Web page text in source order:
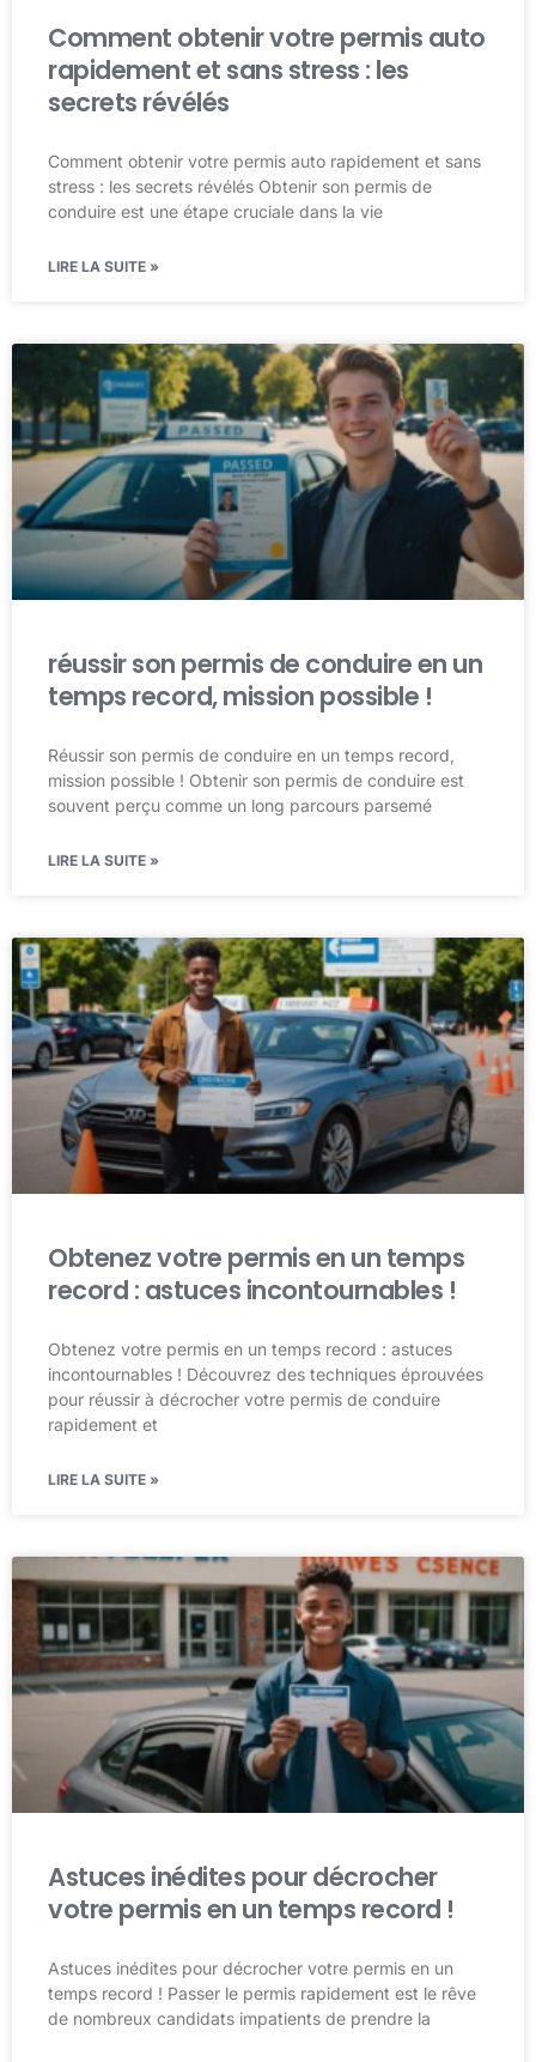
Comment obtenir votre permis auto
rapidement et sans stress : les
secrets révélés
Comment obtenir votre permis auto rapidement et sans
stress : les secrets révélés Obtenir son permis de
conduire est une étape cruciale dans la vie
LIRE LA SUITE »
réussir son permis de conduire en un
temps record, mission possible !
Réussir son permis de conduire en un temps record,
mission possible ! Obtenir son permis de conduire est
souvent perçu comme un long parcours parsemé
LIRE LA SUITE »
Obtenez votre permis en un temps
record : astuces incontournables !
Obtenez votre permis en un temps record : astuces
incontournables ! Découvrez des techniques éprouvées
pour réussir à décrocher votre permis de conduire
rapidement et
LIRE LA SUITE »
Astuces inédites pour décrocher
votre permis en un temps record !
Astuces inédites pour décrocher votre permis en un
temps record ! Passer le permis rapidement est le rêve
de nombreux candidats impatients de prendre la